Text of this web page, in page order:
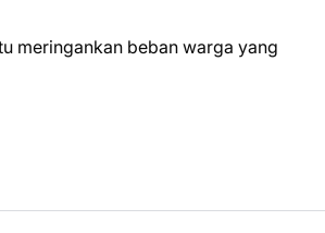
meringankan beban warga yang